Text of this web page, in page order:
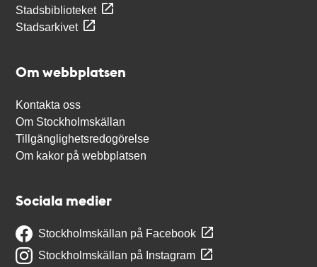
Stadsbiblioteket
Stadsarkivet
Om webbplatsen
Kontakta oss
Om Stockholmskällan
Tillgänglighetsredogörelse
Om kakor på webbplatsen
Sociala medier
Stockholmskällan på Facebook
Stockholmskällan på Instagram